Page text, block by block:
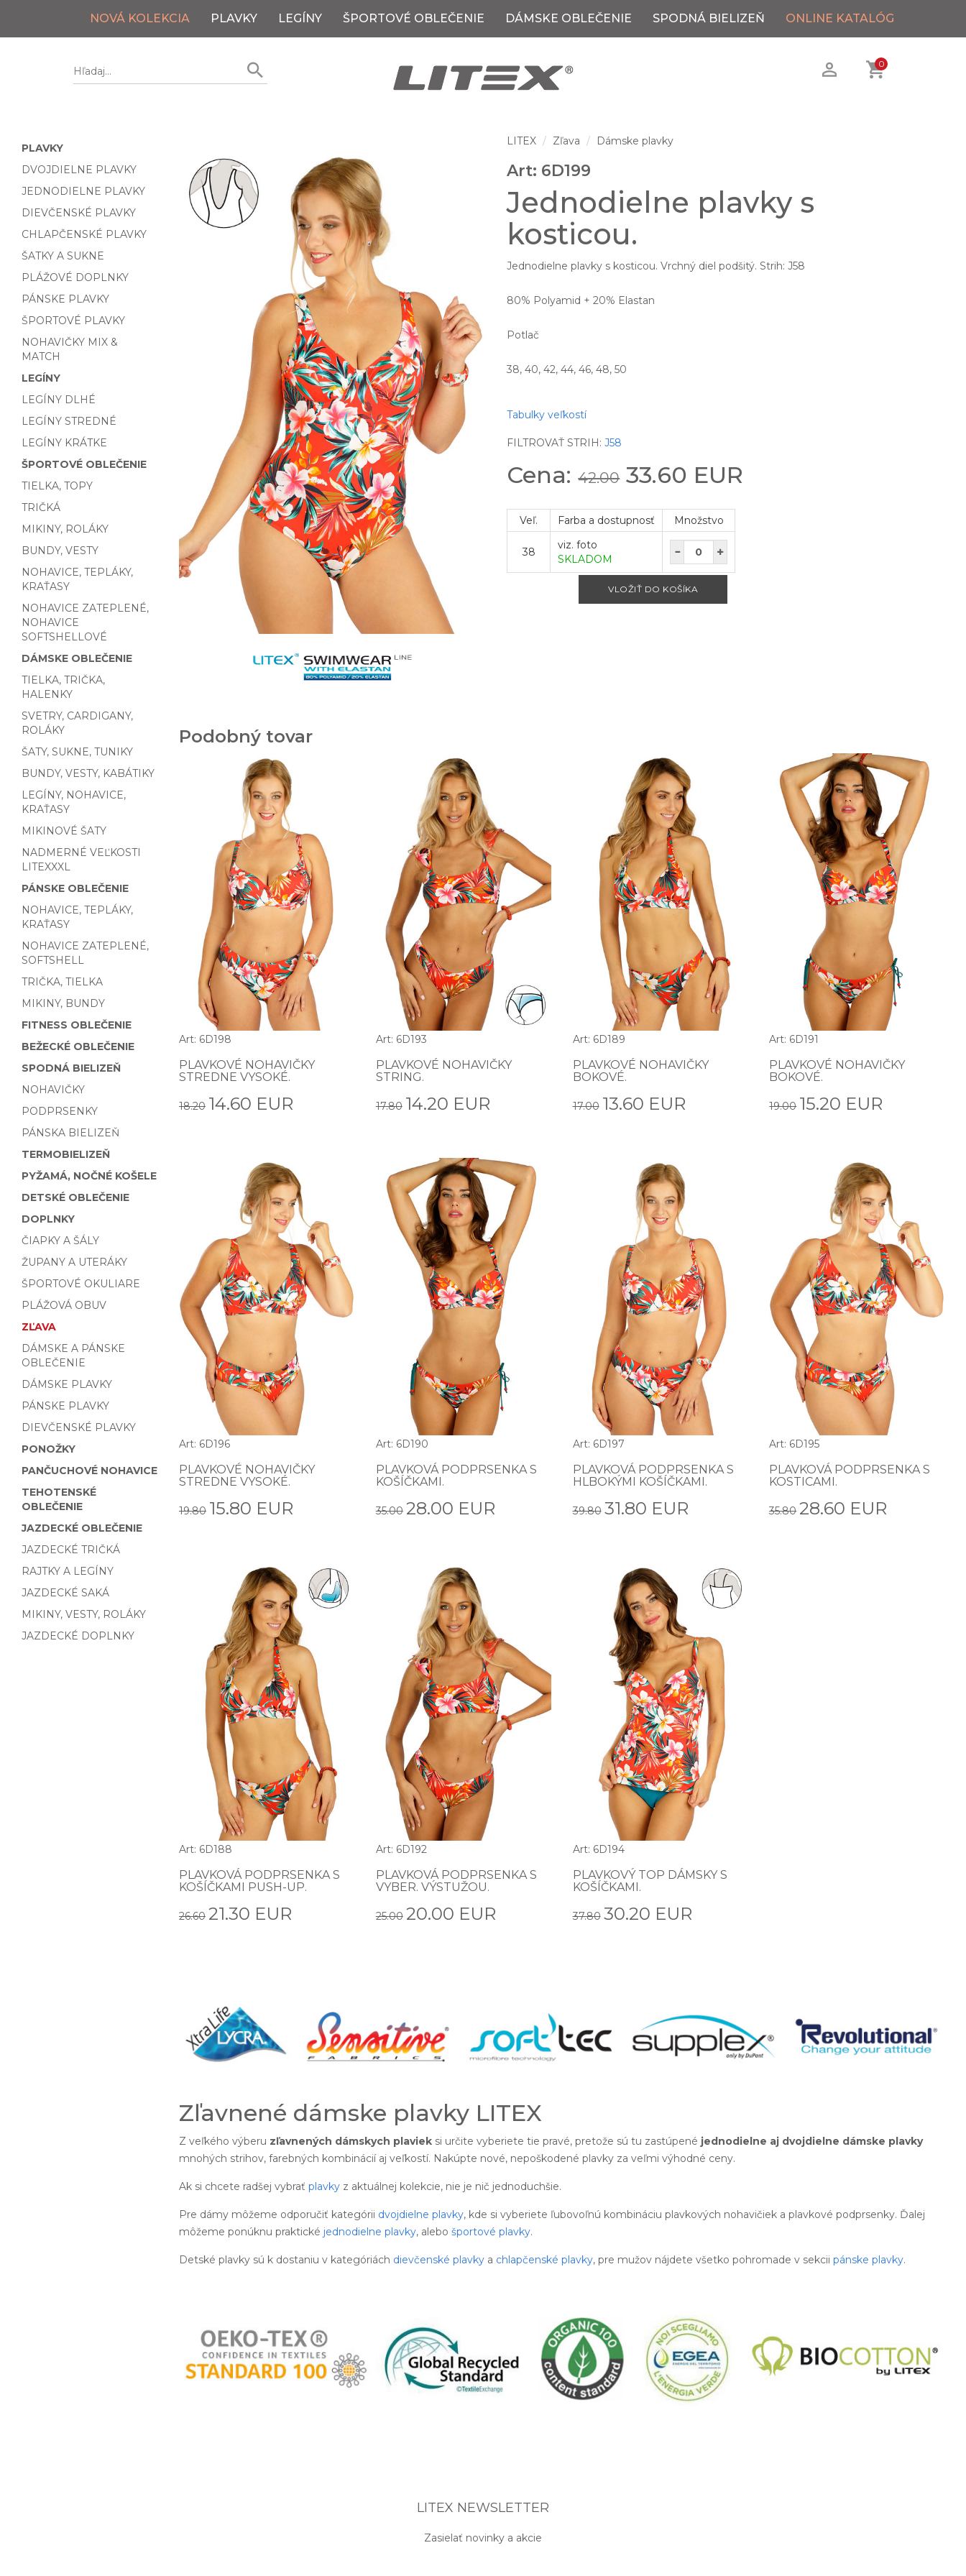
NOVÁ KOLEKCIA PLAVKY LEGÍNY ŠPORTOVÉ OBLEČENIE DÁMSKE OBLEČENIE SPODNÁ BIELIZEŇ ONLINE KATALÓG
0
PLAVKY
DVOJDIELNE PLAVKY
JEDNODIELNE PLAVKY
DIEVČENSKÉ PLAVKY
CHLAPČENSKÉ PLAVKY
ŠATKY A SUKNE
PLÁŽOVÉ DOPLNKY
PÁNSKE PLAVKY
ŠPORTOVÉ PLAVKY
NOHAVIČKY MIX &
MATCH
LEGÍNY
LEGÍNY DLHÉ
LEGÍNY STREDNÉ
LEGÍNY KRÁTKE
ŠPORTOVÉ OBLEČENIE
TIELKA, TOPY
TRIČKÁ
MIKINY, ROLÁKY
BUNDY, VESTY
NOHAVICE, TEPLÁKY,
KRAŤASY
NOHAVICE ZATEPLENÉ,
NOHAVICE
SOFTSHELLOVÉ
DÁMSKE OBLEČENIE
TIELKA, TRIČKA,
HALENKY
SVETRY, CARDIGANY,
ROLÁKY
ŠATY, SUKNE, TUNIKY
BUNDY, VESTY, KABÁTIKY
LEGÍNY, NOHAVICE,
KRAŤASY
MIKINOVÉ ŠATY
NADMERNÉ VEĽKOSTI
LITEXXXL
PÁNSKE OBLEČENIE
NOHAVICE, TEPLÁKY,
KRAŤASY
NOHAVICE ZATEPLENÉ,
SOFTSHELL
TRIČKA, TIELKA
MIKINY, BUNDY
FITNESS OBLEČENIE
BEŽECKÉ OBLEČENIE
SPODNÁ BIELIZEŇ
NOHAVIČKY
PODPRSENKY
PÁNSKA BIELIZEŇ
TERMOBIELIZEŇ
PYŽAMÁ, NOČNÉ KOŠELE
DETSKÉ OBLEČENIE
DOPLNKY
ČIAPKY A ŠÁLY
ŽUPANY A UTERÁKY
ŠPORTOVÉ OKULIARE
PLÁŽOVÁ OBUV
ZĽAVA
DÁMSKE A PÁNSKE
OBLEČENIE
DÁMSKE PLAVKY
PÁNSKE PLAVKY
DIEVČENSKÉ PLAVKY
PONOŽKY
PANČUCHOVÉ NOHAVICE
TEHOTENSKÉ
OBLEČENIE
JAZDECKÉ OBLEČENIE
JAZDECKÉ TRIČKÁ
RAJTKY A LEGÍNY
JAZDECKÉ SAKÁ
MIKINY, VESTY, ROLÁKY
JAZDECKÉ DOPLNKY
LITEX Zľava Dámske plavky
Art: 6D199
Jednodielne plavky s
kosticou.
Jednodielne plavky s kosticou. Vrchný diel podšitý. Strih: J58
80% Polyamid + 20% Elastan
Potlač
38, 40, 42, 44, 46, 48, 50
Tabulky veľkostí
FILTROVAŤ STRIH:J58
Cena:42.0033.60 EUR
Veľ. Farba a dostupnosť Množstvo
38
viz. foto
SKLADOM
Podobný tovar
Art: 6D198
PLAVKOVÉ NOHAVIČKY
STREDNE VYSOKÉ.
18.20 14.60 EUR
Art: 6D193
PLAVKOVÉ NOHAVIČKY
STRING.
17.80 14.20 EUR
Art: 6D189
PLAVKOVÉ NOHAVIČKY
BOKOVÉ.
17.00 13.60 EUR
Art: 6D191
PLAVKOVÉ NOHAVIČKY
BOKOVÉ.
19.00 15.20 EUR
Art: 6D196
PLAVKOVÉ NOHAVIČKY
STREDNE VYSOKÉ.
19.80 15.80 EUR
Art: 6D190
PLAVKOVÁ PODPRSENKA S
KOŠÍČKAMI.
35.00 28.00 EUR
Art: 6D197
PLAVKOVÁ PODPRSENKA S
HLBOKÝMI KOŠÍČKAMI.
39.80 31.80 EUR
Art: 6D195
PLAVKOVÁ PODPRSENKA S
KOSTICAMI.
35.80 28.60 EUR
Art: 6D188
PLAVKOVÁ PODPRSENKA S
KOŠÍČKAMI PUSH-UP.
26.60 21.30 EUR
Art: 6D192
PLAVKOVÁ PODPRSENKA S
VYBER. VÝSTUŽOU.
25.00 20.00 EUR
Art: 6D194
PLAVKOVÝ TOP DÁMSKY S
KOŠÍČKAMI.
37.80 30.20 EUR
Zľavnené dámske plavky LITEX
Z veľkého výberu zľavnených dámskych plaviek si určite vyberiete tie pravé, pretože sú tu zastúpené jednodielne aj dvojdielne dámske plavky
mnohých strihov, farebných kombinácií aj veľkostí. Nakúpte nové, nepoškodené plavky za veľmi výhodné ceny.
Ak si chcete radšej vybrať plavky z aktuálnej kolekcie, nie je nič jednoduchšie.
Pre dámy môžeme odporučiť kategórii dvojdielne plavky, kde si vyberiete ľubovoľnú kombináciu plavkových nohavičiek a plavkové podprsenky. Ďalej
môžeme ponúknu praktické jednodielne plavky, alebo športové plavky.
Detské plavky sú k dostaniu v kategóriách dievčenské plavky a chlapčenské plavky, pre mužov nájdete všetko pohromade v sekcii pánske plavky.
LITEX NEWSLETTER
Zasielať novinky a akcie